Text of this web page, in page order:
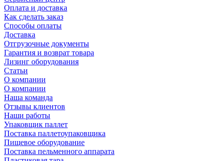
Оплата и доставка
Как сделать заказ
Способы оплаты
Доставка
Отгрузочные документы
Гарантия и возврат товара
Лизинг оборудования
Статьи
О компании
О компании
Наша команда
Отзывы клиентов
Наши работы
Упаковщик паллет
Поставка паллетоупаковщика
Пищевое оборудование
Поставка пельменного аппарата